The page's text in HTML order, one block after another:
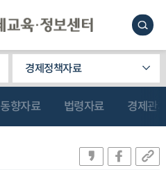
경제정책자료
동향자료 법령자료 경제관